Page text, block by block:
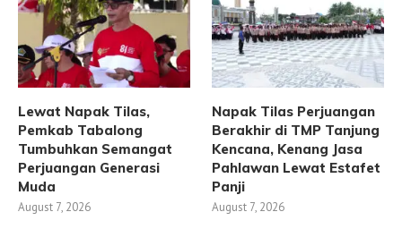
Lewat Napak Tilas,
Pemkab Tabalong
Tumbuhkan Semangat
Perjuangan Generasi
Muda
August 7, 2026
Napak Tilas Perjuangan
Berakhir di TMP Tanjung
Kencana, Kenang Jasa
Pahlawan Lewat Estafet
Panji
August 7, 2026